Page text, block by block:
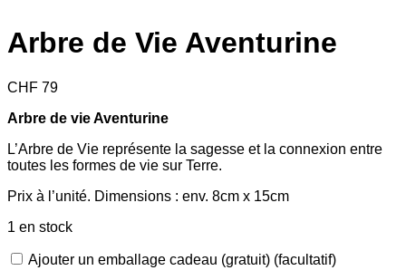
Arbre de Vie Aventurine
CHF 79
Arbre de vie Aventurine
L’Arbre de Vie représente la sagesse et la connexion entre
toutes les formes de vie sur Terre.
Prix à l’unité. Dimensions : env. 8cm x 15cm
1 en stock
Ajouter un emballage cadeau (gratuit) (facultatif)